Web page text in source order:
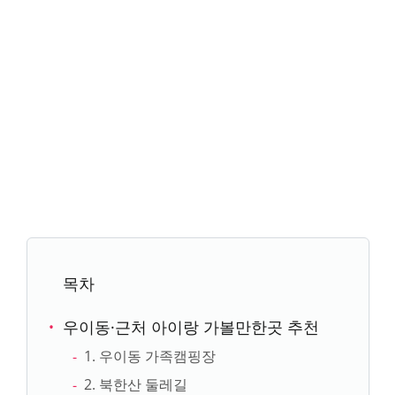
목차
우이동·근처 아이랑 가볼만한곳 추천
1. 우이동 가족캠핑장
2. 북한산 둘레길